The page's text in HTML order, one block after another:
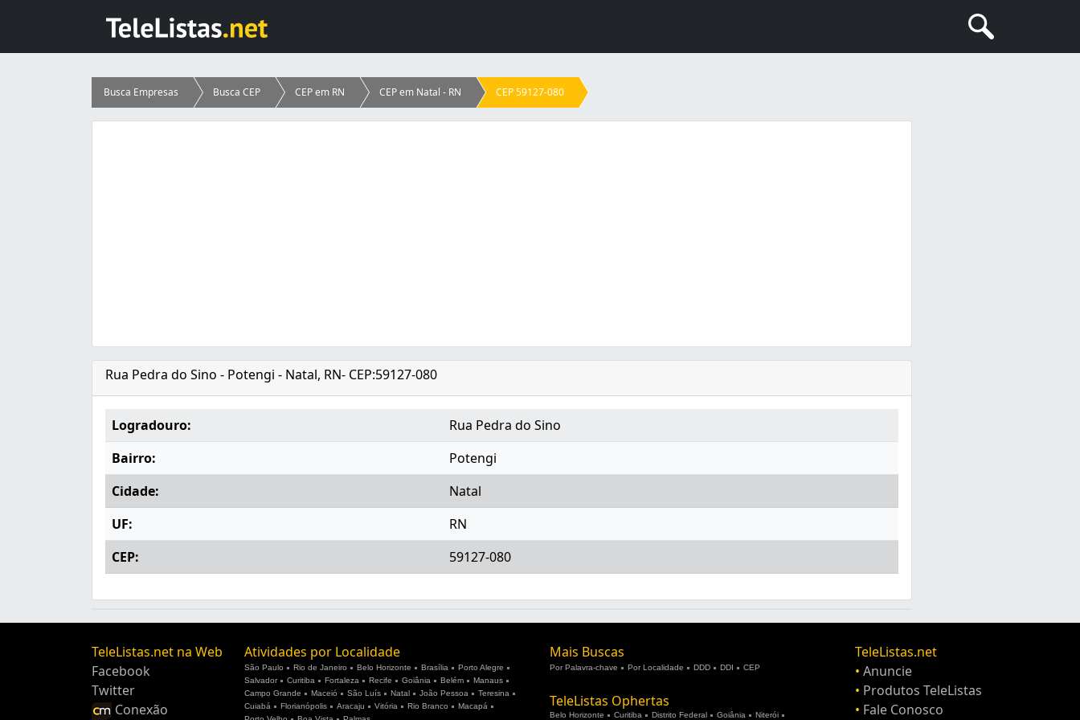
Busca Empresas Busca CEP CEP em RN CEP em Natal - RN CEP 59127-080
Rua Pedra do Sino - Potengi - Natal, RN- CEP:59127-080
Logradouro:
Rua Pedra do Sino
Bairro:
Potengi
Cidade:
Natal
UF:
RN
CEP:
59127-080
TeleListas.net na Web
Facebook
Twitter
Conexão
Atividades por Localidade
São Paulo Rio de Janeiro Belo Horizonte Brasília
Porto Alegre
Salvador
Curitiba Fortaleza Recife Goiânia Belém
Manaus
Campo Grande
Maceió São Luís Natal João Pessoa
Teresina
Cuiabá
Florianópolis Aracaju Vitória Rio Branco
Macapá
Mais Buscas
Por Palavra-chave Por Localidade DDD DDI CEP
TeleListas Ophertas
Belo Horizonte Curitiba Distrito Federal Goiânia Niterói
TeleListas.net
• Anuncie
• Produtos TeleListas
• Fale Conosco